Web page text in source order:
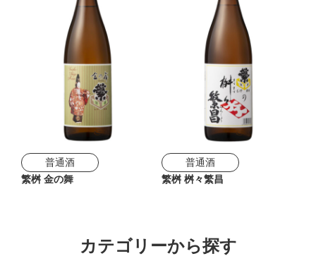
普通酒
繁桝 金の舞
普通酒
繁桝 桝々繁昌
カテゴリーから探す